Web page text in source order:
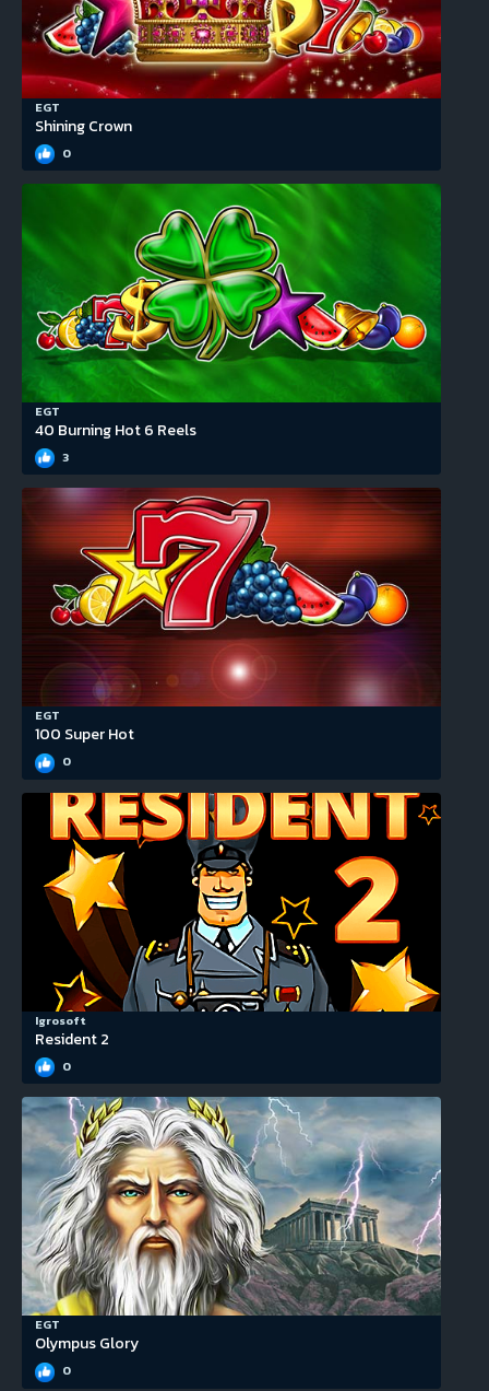
EGT
Shining Crown
0
EGT
40 Burning Hot 6 Reels
3
EGT
100 Super Hot
0
Igrosoft
Resident 2
0
EGT
Olympus Glory
0